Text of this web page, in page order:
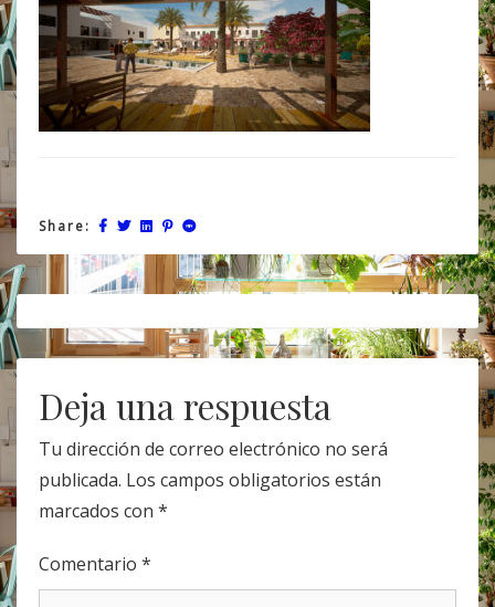
Share:
Post
navigation
Deja una respuesta
Tu dirección de correo electrónico no será
publicada. Los campos obligatorios están
marcados con *
Comentario *